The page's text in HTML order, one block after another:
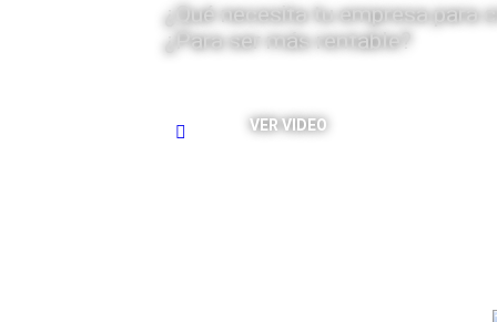
¿Qué necesita tu empresa para
¿Para ser más rentable?
VER VIDEO